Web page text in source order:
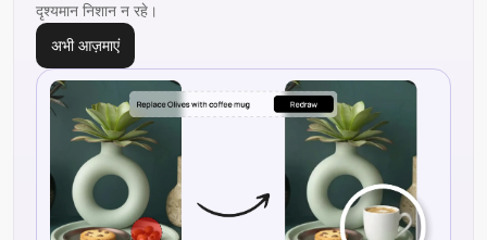
दृश्यमान निशान न रहे।
अभी आज़माएं